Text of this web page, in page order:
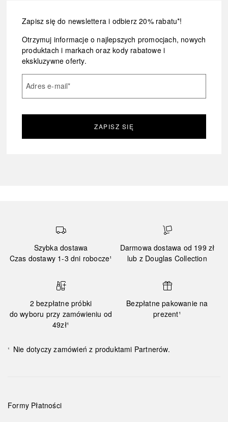
Zapisz się do newslettera i odbierz 20% rabatu*!
Otrzymuj informacje o najlepszych promocjach, nowych
produktach i markach oraz kody rabatowe i
ekskluzywne oferty.
Adres e-mail*
ZAPISZ SIĘ
Szybka dostawa
Czas dostawy 1-3 dni robocze¹
Darmowa dostawa od 199 zł
lub z Douglas Collection
2 bezpłatne próbki
do wyboru przy zamówieniu od
49zł¹
Bezpłatne pakowanie na
prezent¹
¹ Nie dotyczy zamówień z produktami Partnerów.
Formy Płatności